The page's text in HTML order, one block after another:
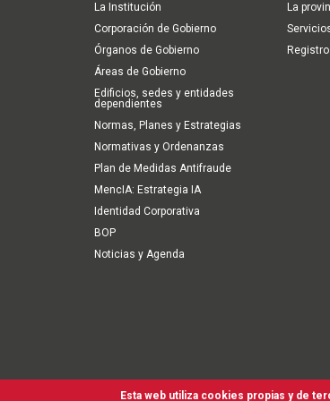
navigation
La Institución
Corporación de Gobierno
Órganos de Gobierno
Áreas de Gobierno
Edificios, sedes y entidades
dependientes
Normas, Planes y Estrategias
Normativas y Ordenanzas
Plan de Medidas Antifraude
MencIA: Estrategia IA
Identidad Corporativa
BOP
Noticias y Agenda
La
Registro
Esta web utiliza cookies propias y de